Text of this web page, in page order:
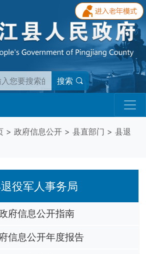
搜索
> 政府信息公开 > 县直部门 > 县退
役军人事务局
府信息公开指南
信息公开年度报告